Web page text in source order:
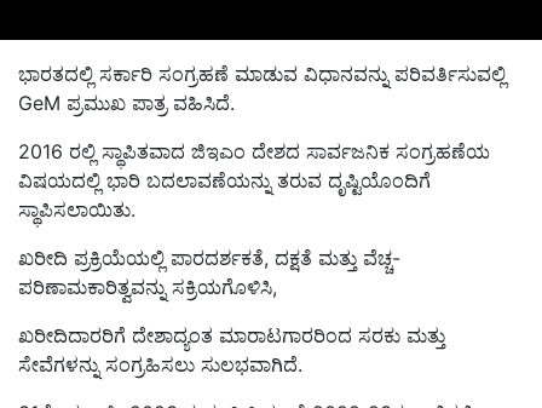
ಭಾರತದಲ್ಲಿ ಸರ್ಕಾರಿ ಸಂಗ್ರಹಣೆ ಮಾಡುವ ವಿಧಾನವನ್ನು ಪರಿವರ್ತಿಸುವಲ್ಲಿ
GeM ಪ್ರಮುಖ ಪಾತ್ರ ವಹಿಸಿದೆ.
2016 ರಲ್ಲಿ ಸ್ಥಾಪಿತವಾದ ಜಿಇಎಂ ದೇಶದ ಸಾರ್ವಜನಿಕ ಸಂಗ್ರಹಣೆಯ
ವಿಷಯದಲ್ಲಿ ಭಾರಿ ಬದಲಾವಣೆಯನ್ನು ತರುವ ದೃಷ್ಟಿಯೊಂದಿಗೆ
ಸ್ಥಾಪಿಸಲಾಯಿತು.
ಖರೀದಿ ಪ್ರಕ್ರಿಯೆಯಲ್ಲಿ ಪಾರದರ್ಶಕತೆ, ದಕ್ಷತೆ ಮತ್ತು ವೆಚ್ಚ-
ಪರಿಣಾಮಕಾರಿತ್ವವನ್ನು ಸಕ್ರಿಯಗೊಳಿಸಿ,
ಖರೀದಿದಾರರಿಗೆ ದೇಶಾದ್ಯಂತ ಮಾರಾಟಗಾರರಿಂದ ಸರಕು ಮತ್ತು
ಸೇವೆಗಳನ್ನು ಸಂಗ್ರಹಿಸಲು ಸುಲಭವಾಗಿದೆ.